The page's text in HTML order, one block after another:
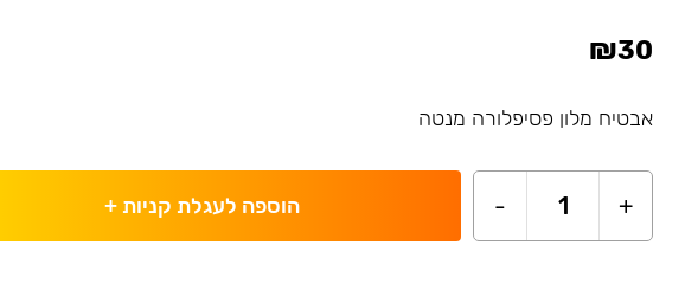
₪30
אבטיח מלון פסיפלורה מנטה
+
1
- הוספה לעגלת קניות+